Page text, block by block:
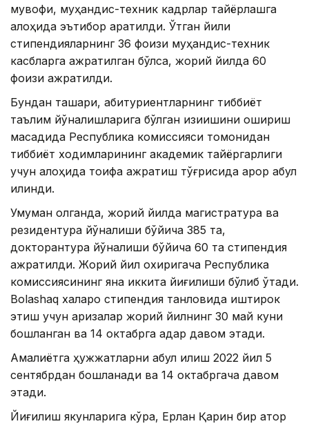
мувофиқ, муҳандис-техник кадрлар тайёрлашга
алоҳида эътибор қаратилди. Ўтган йили
стипендияларнинг 36 фоизи муҳандис-техник
касбларга ажратилган бўлса, жорий йилда 60
фоизи ажратилди.
Бундан ташқари, абитуриентларнинг тиббиёт
таълим йўналишларига бўлган қизиқишини ошириш
мақсадида Республика комиссияси томонидан
тиббиёт ходимларининг академик тайёргарлиги
учун алоҳида тоифа ажратиш тўғрисида қарор қабул
қилинди.
Умуман олганда, жорий йилда магистратура ва
резидентура йўналиши бўйича 385 та,
докторантура йўналиши бўйича 60 та стипендия
ажратилди. Жорий йил охиригача Республика
комиссиясининг яна иккита йиғилиши бўлиб ўтади.
Bolashaq халқаро стипендия танловида иштирок
этиш учун аризалар жорий йилнинг 30 май куни
бошланган ва 14 октабрга қадар давом этади.
Амалиётга ҳужжатларни қабул қилиш 2022 йил 5
сентябрдан бошланади ва 14 октабргача давом
этади.
Йиғилиш якунларига кўра, Ерлан Қарин бир қатор